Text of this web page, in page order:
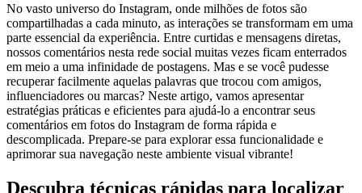
No ⁣vasto universo do⁣ Instagram, ‌onde milhões de⁤ fotos ‌são
compartilhadas ⁣a ‍cada minuto, ⁢as interações se transformam em uma
parte ⁤essencial da experiência. Entre curtidas e mensagens diretas,⁢
nossos comentários nesta rede social muitas vezes ficam​ enterrados
em meio a uma⁣ infinidade de postagens.​ Mas e se você‌ pudesse ​
recuperar‍ facilmente ⁤aquelas palavras que trocou com amigos,
influenciadores ⁤ou⁢ marcas? Neste artigo, vamos‌ apresentar
estratégias ‌práticas e ​eficientes para ⁤ajudá-lo a encontrar seus
comentários ⁤em fotos do Instagram de‌ forma rápida e
descomplicada. Prepare-se para explorar essa funcionalidade ‌e
aprimorar sua navegação neste ambiente⁢ visual vibrante!
Descubra técnicas rápidas para localizar⁣